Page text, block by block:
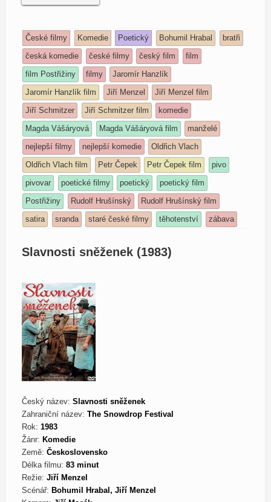
České filmy Komedie Poetický Bohumil Hrabal
bratři
česká komedie
české filmy český film
film
film Postřižiny
filmy
Jaromír Hanzlík
Jaromír Hanzlík film
Jiří Menzel
Jiří Menzel film
Jiří Schmitzer
Jiří Schmitzer film
komedie
Magda Vášáryová
Magda Vášáryová film
manželé
nejlepší filmy
nejlepší komedie
Oldřich Vlach
Oldřich Vlach film
Petr Čepek Petr Čepek film
pivo
pivovar
poetické filmy poetický
poetický film
Postřižiny
Rudolf Hrušínský
Rudolf Hrušínský film
satira
sranda staré české filmy těhotenství zábava
Slavnosti sněženek (1983)
Český název: Slavnosti sněženek
Zahraniční název: The Snowdrop Festival
Rok: 1983
Žánr: Komedie
Země: Československo
Délka filmu: 83 minut
Režie: Jiří Menzel
Scénář: Bohumil Hrabal, Jiří Menzel